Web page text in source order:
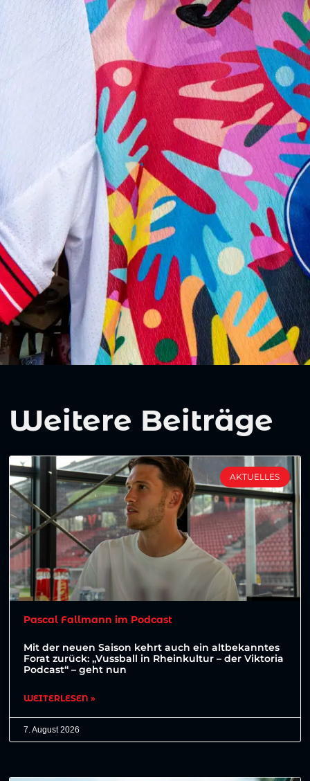
Weitere Beiträge
AKTUELLES
Pascal Fallmann im Podcast
Mit der neuen Saison kehrt auch ein altbekanntes
Forat zurück: „Vussball in Rheinkultur – der Viktoria
Podcast“ – geht nun
WEITERLESEN »
7. August 2026